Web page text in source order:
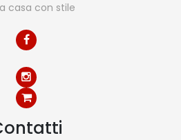
casa con stile